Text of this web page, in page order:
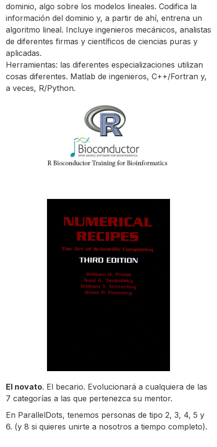
dominio, algo sobre los modelos lineales. Codifica la
información del dominio y, a partir de ahí, entrena un
algoritmo lineal. Incluye ingenieros mecánicos, analistas
de diferentes firmas y científicos de ciencias puras y
aplicadas.
Herramientas: las diferentes especializaciones utilizan
cosas diferentes. Matlab de ingenieros, C++/Fortran y,
a veces, R/Python.
El novato. El becario. Evolucionará a cualquiera de las
7 categorías a las que pertenezca su mentor.
En ParallelDots, tenemos personas de tipo 2, 3, 4, 5 y
6. (y 8 si quieres unirte a nosotros a tiempo completo).